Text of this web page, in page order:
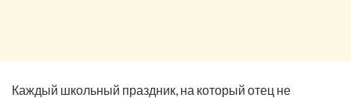
Каждый школьный праздник, на который отец не